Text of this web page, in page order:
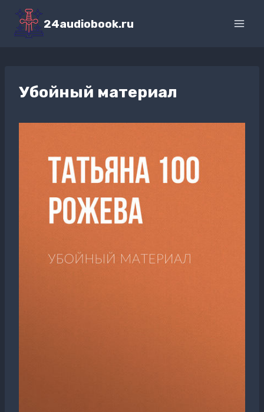
Перейти
содержимому
24audiobook.ru
Убойный материал